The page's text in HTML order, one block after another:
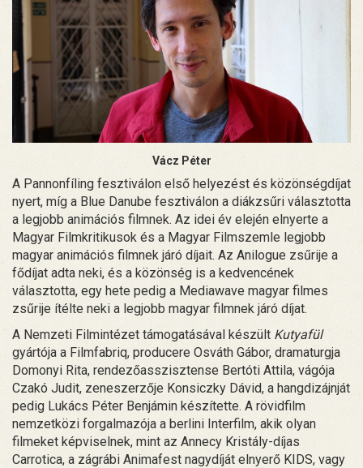
Vácz Péter
A Pannonfíling fesztiválon első helyezést és közönségdíjat
nyert, míg a Blue Danube fesztiválon a diákzsűri választotta
a legjobb animációs filmnek. Az idei év elején elnyerte a
Magyar Filmkritikusok és a Magyar Filmszemle legjobb
magyar animációs filmnek járó díjait. Az Anilogue zsűrije a
fődíjat adta neki, és a közönség is a kedvencének
választotta, egy hete pedig a Mediawave magyar filmes
zsűrije ítélte neki a legjobb magyar filmnek járó díjat.
A Nemzeti Filmintézet támogatásával készült Kutyafül
gyártója a Filmfabriq, producere Osváth Gábor, dramaturgja
Domonyi Rita, rendezőasszisztense Bertóti Attila, vágója
Czakó Judit, zeneszerzője Konsiczky Dávid, a hangdizájnját
pedig Lukács Péter Benjámin készítette. A rövidfilm
nemzetközi forgalmazója a berlini Interfilm, akik olyan
filmeket képviselnek, mint az Annecy Kristály-díjas
Carrotica, a zágrábi Animafest nagydíját elnyerő KIDS, vagy